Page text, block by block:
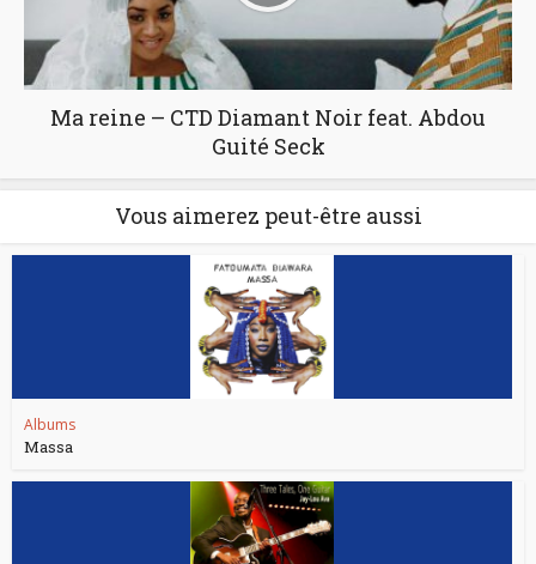
Ma reine – CTD Diamant Noir feat. Abdou
Guité Seck
Vous aimerez peut-être aussi
Albums
Massa